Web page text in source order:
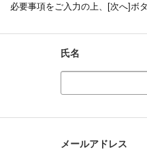
必要事項をご入力の上、[次へ]ボ
氏名
メールアドレス